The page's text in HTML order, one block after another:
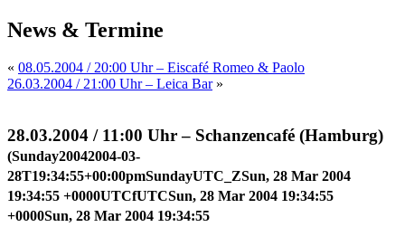
News & Termine
« 08.05.2004 / 20:00 Uhr – Eiscafé Romeo & Paolo
26.03.2004 / 21:00 Uhr – Leica Bar»
28.03.2004 / 11:00 Uhr – Schanzencafé (Hamburg)
(Sunday20042004-03-
28T19:34:55+00:00pmSundayUTC_ZSun, 28 Mar 2004
19:34:55 +0000UTCfUTCSun, 28 Mar 2004 19:34:55
+0000Sun, 28 Mar 2004 19:34:55